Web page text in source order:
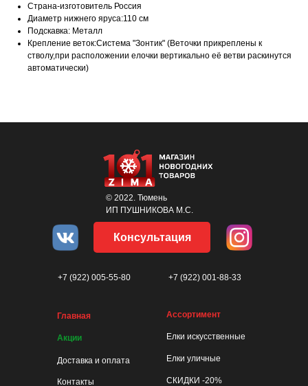
Страна-изготовитель Россия
Диаметр нижнего яруса:110 см
Подскавка: Металл
Крепление веток:Система "Зонтик" (Веточки прикреплены к
стволу,при расположении елочки вертикально её ветви раскинутся
автоматически)
© 2022. Тюмень
ИП ПУШНИКОВА М.С.
Ассортимент
Акции Елки искусственные
СКИДКИ -20%
Главная
Доставка и оплата
Контакты
+7 (922) 001-88-33
+7 (922) 005-55-80
Консультация
Елки уличные